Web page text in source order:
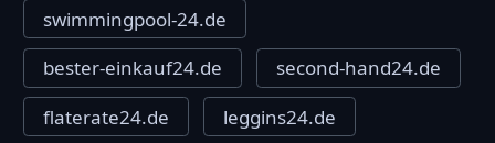
swimmingpool-24.de
bester-einkauf24.de
second-hand24.de
flaterate24.de
leggins24.de